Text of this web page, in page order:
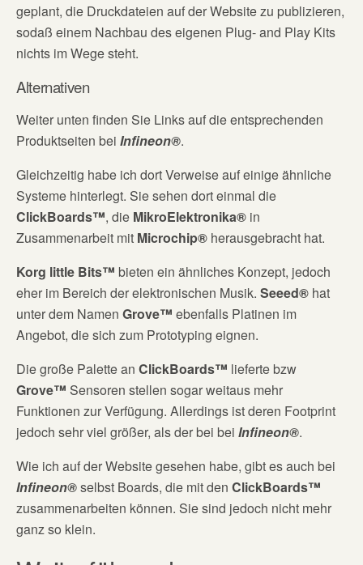
geplant, die Druckdateien auf der Website zu publizieren,
sodaß einem Nachbau des eigenen Plug- and Play Kits
nichts im Wege steht.
Alternativen
Weiter unten finden Sie Links auf die entsprechenden
Produktseiten bei Infineon®.
Gleichzeitig habe ich dort Verweise auf einige ähnliche
Systeme hinterlegt. Sie sehen dort einmal die
ClickBoards™, die MikroElektronika® in
Zusammenarbeit mit Microchip® herausgebracht hat.
Korg little Bits™ bieten ein ähnliches Konzept, jedoch
eher im Bereich der elektronischen Musik. Seeed® hat
unter dem Namen Grove™ ebenfalls Platinen im
Angebot, die sich zum Prototyping eignen.
Die große Palette an ClickBoards™ lieferte bzw
Grove™ Sensoren stellen sogar weitaus mehr
Funktionen zur Verfügung. Allerdings ist deren Footprint
jedoch sehr viel größer, als der bei bei Infineon®.
Wie ich auf der Website gesehen habe, gibt es auch bei
Infineon®selbst Boards, die mit den ClickBoards™
zusammenarbeiten können. Sie sind jedoch nicht mehr
ganz so klein.